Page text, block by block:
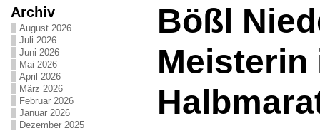
Archiv
August 2026
Juli 2026
Juni 2026
Mai 2026
April 2026
März 2026
Februar 2026
Januar 2026
Dezember 2025
Bößl
Meisterin